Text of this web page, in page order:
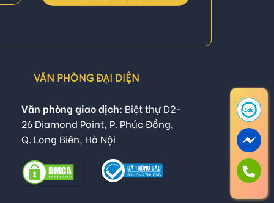
VĂN PHÒNG ĐẠI DIỆN
Văn phòng giao dịch: Biệt thự D2-
26 Diamond Point, P. Phúc Đồng,
Q. Long Biên, Hà Nội